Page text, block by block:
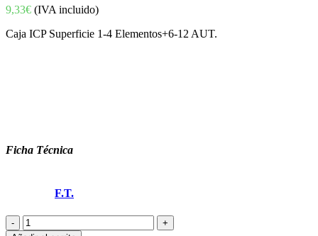
9,33€ (IVA incluido)
Caja ICP Superficie 1-4 Elementos+6-12 AUT.
Ficha Técnica
F.T.
CAJA
ICP